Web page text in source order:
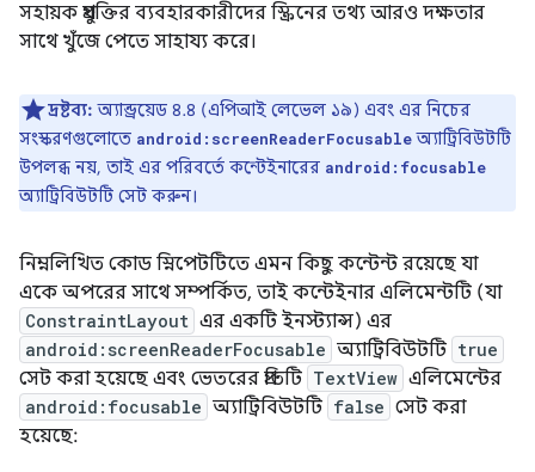
সহায়ক প্রযুক্তির ব্যবহারকারীদের স্ক্রিনের তথ্য আরও দক্ষতার
সাথে খুঁজে পেতে সাহায্য করে।
দ্রষ্টব্য: অ্যান্ড্রয়েড ৪.৪ (এপিআই লেভেল ১৯) এবং এর নিচের
সংস্করণগুলোতে android:screenReaderFocusableঅ্যাট্রিবিউটটি
উপলব্ধ নয়, তাই এর পরিবর্তে কন্টেইনারের android:focusable
অ্যাট্রিবিউটটি সেট করুন।
নিম্নলিখিত কোড স্নিপেটটিতে এমন কিছু কন্টেন্ট রয়েছে যা
একে অপরের সাথে সম্পর্কিত, তাই কন্টেইনার এলিমেন্টটি (যা
ConstraintLayout এর একটি ইনস্ট্যান্স) এর
android:screenReaderFocusable অ্যাট্রিবিউটটি true
সেট করা হয়েছে এবং ভেতরের প্রতিটি TextView এলিমেন্টের
android:focusable অ্যাট্রিবিউটটি false সেট করা
হয়েছে: